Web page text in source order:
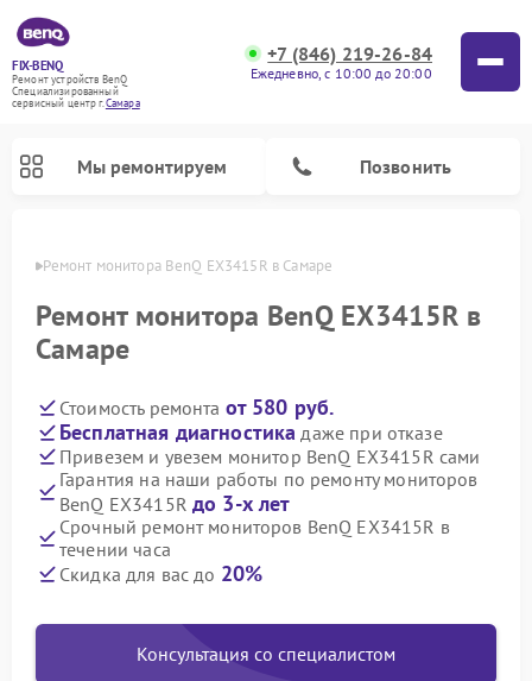
FIX-BENQ
Ремонт устройств BenQ
Специализированный
cервисный центр г.Самара
+7 (846) 219-26-84
Ежедневно, с 10:00 до 20:00
Мы ремонтируем Позвонить
Ремонт монитора BenQ EX3415R в Самаре
Ремонт монитора BenQ EX3415R в
Самаре
Стоимость ремонта от 580 руб.
Бесплатная диагностика даже при отказе
Привезем и увезем монитор BenQ EX3415R сами
Гарантия на наши работы по ремонту мониторов
BenQ EX3415R до 3-х лет
Срочный ремонт мониторов BenQ EX3415R в
течении часа
Скидка для вас до 20%
Консультация со специалистом